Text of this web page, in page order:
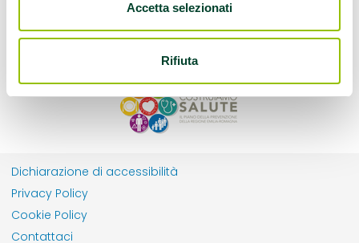
Accetta selezionati
Rifiuta
Dichiarazione di accessibilità
Privacy Policy
Cookie Policy
Contattaci